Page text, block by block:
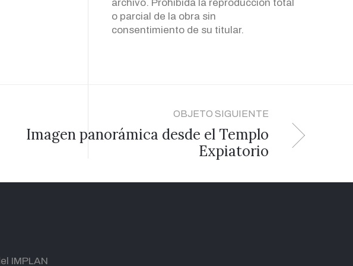
archivo. Prohibida la reproducción total
o parcial de la obra sin
consentimiento de su titular.
OBJETO SIGUIENTE
Imagen panorámica desde el Templo
Expiatorio
IMPLAN